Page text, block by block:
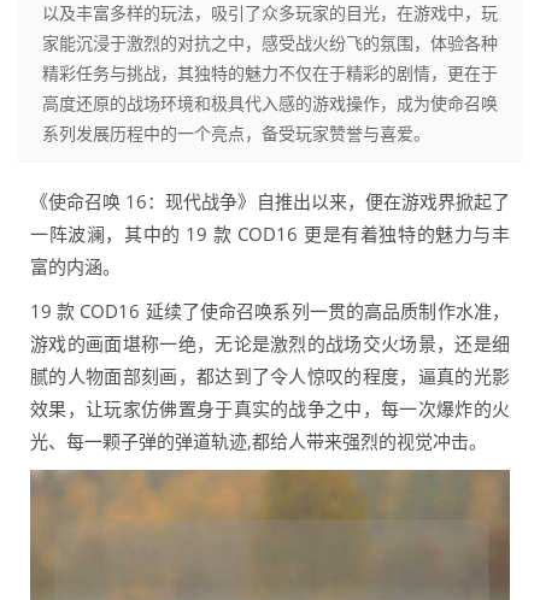
以及丰富多样的玩法，吸引了众多玩家的目光，在游戏中，玩
家能沉浸于激烈的对抗之中，感受战火纷飞的氛围，体验各种
精彩任务与挑战，其独特的魅力不仅在于精彩的剧情，更在于
高度还原的战场环境和极具代入感的游戏操作，成为使命召唤
系列发展历程中的一个亮点，备受玩家赞誉与喜爱。
《使命召唤 16：现代战争》自推出以来，便在游戏界掀起了
一阵波澜，其中的 19 款 COD16 更是有着独特的魅力与丰
富的内涵。
19 款 COD16 延续了使命召唤系列一贯的高品质制作水准，
游戏的画面堪称一绝，无论是激烈的战场交火场景，还是细
腻的人物面部刻画，都达到了令人惊叹的程度，逼真的光影
效果，让玩家仿佛置身于真实的战争之中，每一次爆炸的火
光、每一颗子弹的弹道轨迹,都给人带来强烈的视觉冲击。